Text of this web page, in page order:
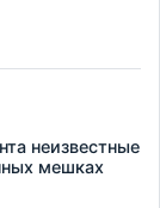
неизвестные
мешках